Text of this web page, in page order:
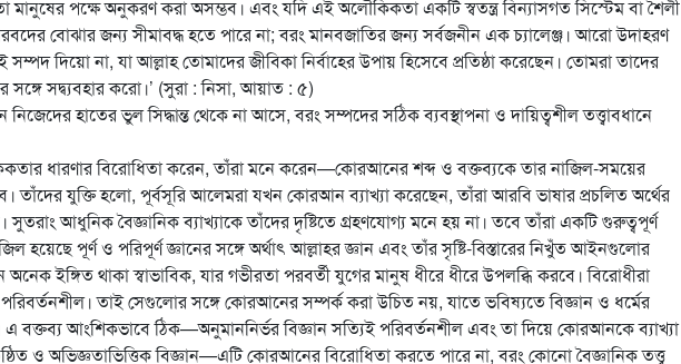
পক্ষে অনুকরণ করা অসম্ভব। এবং যদি এই অলৌকিকতা একটি স্বতন্ত্র বিন্যাসগত সিস্টেম বা শৈলী
বোঝার জন্য সীমাবদ্ধ হতে পারে না; বরং মানবজাতির জন্য সর্বজনীন এক চ্যালেঞ্জ। আরো উদাহরণ
দিয়ো না, যা আল্লাহ তোমাদের জীবিকা নির্বাহের উপায় হিসেবে প্রতিষ্ঠা করেছেন। তোমরা তাদের
সদ্ব্যবহার করো।’ (সুরা : নিসা, আয়াত : ৫)
হাতের ভুল সিদ্ধান্ত থেকে না আসে, বরং সম্পদের সঠিক ব্যবস্থাপনা ও দায়িত্বশীল তত্ত্বাবধানে
ধারণার বিরোধিতা করেন, তাঁরা মনে করেন—কোরআনের শব্দ ও বক্তব্যকে তার নাজিল-সময়ের
তাঁদের যুক্তি হলো, পূর্বসূরি আলেমরা যখন কোরআন ব্যাখ্যা করেছেন, তাঁরা আরবি ভাষার প্রচলিত অর্থের
সুতরাং আধুনিক বৈজ্ঞানিক ব্যাখ্যাকে তাঁদের দৃষ্টিতে গ্রহণযোগ্য মনে হয় না। তবে তাঁরা একটি গুরুত্বপূর্ণ
পূর্ণ ও পরিপূর্ণ জ্ঞানের সঙ্গে অর্থাৎ আল্লাহর জ্ঞান এবং তাঁর সৃষ্টি-বিস্তারের নিখুঁত আইনগুলোর
ইঙ্গিত থাকা স্বাভাবিক, যার গভীরতা পরবর্তী যুগের মানুষ ধীরে ধীরে উপলব্ধি করবে। বিরোধীরা
তাই সেগুলোর সঙ্গে কোরআনের সম্পর্ক করা উচিত নয়, যাতে ভবিষ্যতে বিজ্ঞান ও ধর্মের
বক্তব্য আংশিকভাবে ঠিক—অনুমাননির্ভর বিজ্ঞান সত্যিই পরিবর্তনশীল এবং তা দিয়ে কোরআনকে ব্যাখ্যা
ও অভিজ্ঞতাভিত্তিক বিজ্ঞান—এটি কোরআনের বিরোধিতা করতে পারে না, বরং কোনো বৈজ্ঞানিক তত্ত্ব